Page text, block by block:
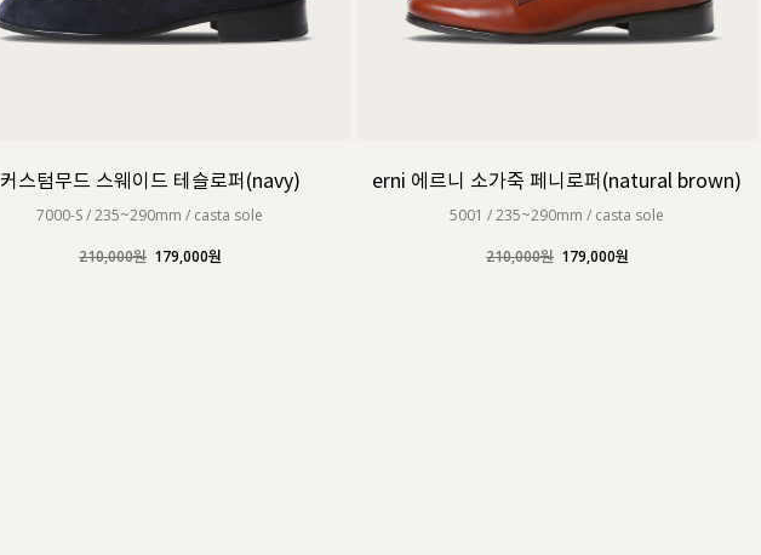
커스텀무드 스웨이드 테슬로퍼(navy)
7000-S / 235~290mm / casta sole
210,000원 179,000원
erni 에르니 소가죽 페니로퍼(natural brown)
5001 / 235~290mm / casta sole
210,000원 179,000원